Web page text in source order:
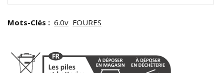
Mots-Clés : 6.0v FOURES